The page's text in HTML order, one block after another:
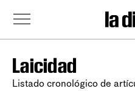
Laicidad
Listado cronológico de